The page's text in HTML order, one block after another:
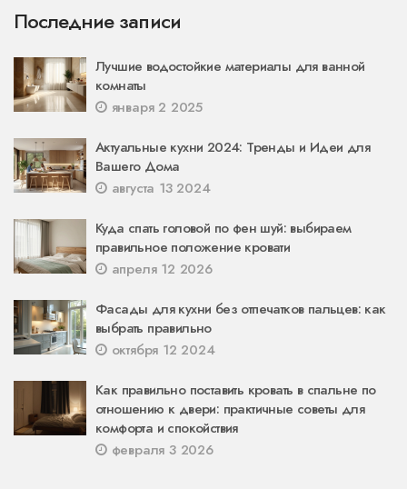
Последние записи
Лучшие водостойкие материалы для ванной
комнаты
января 2 2025
Актуальные кухни 2024: Тренды и Идеи для
Вашего Дома
августа 13 2024
Куда спать головой по фен шуй: выбираем
правильное положение кровати
апреля 12 2026
Фасады для кухни без отпечатков пальцев: как
выбрать правильно
октября 12 2024
Как правильно поставить кровать в спальне по
отношению к двери: практичные советы для
комфорта и спокойствия
февраля 3 2026